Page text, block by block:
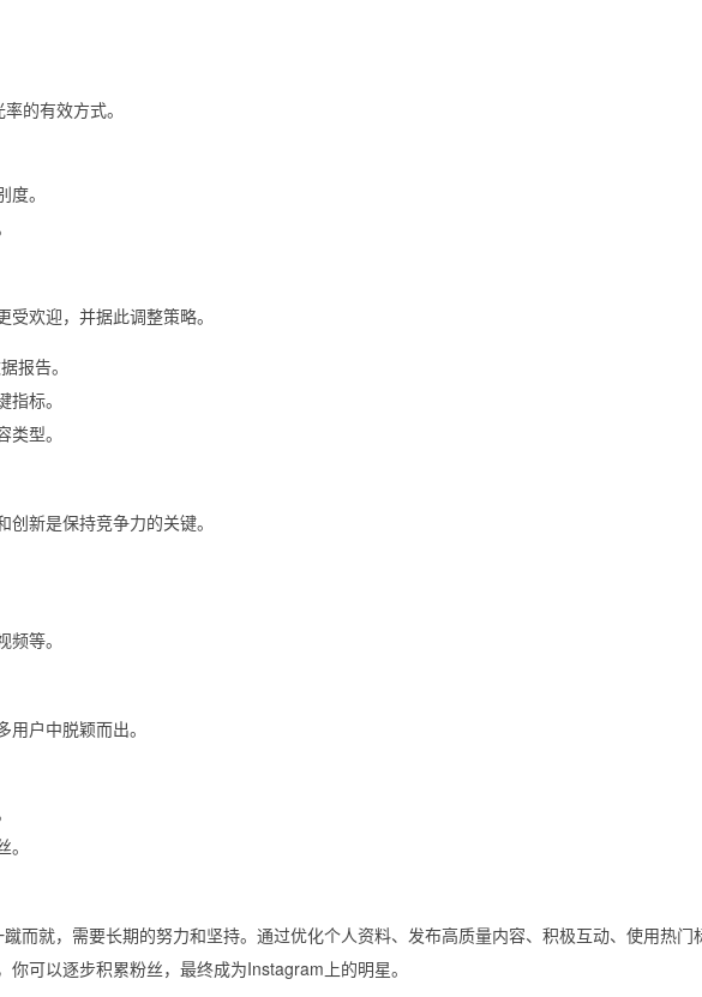
的有效方式。
。
欢迎，并据此调整策略。
报告。
标。
型。
新是保持竞争力的关键。
等。
户中脱颖而出。
而就，需要长期的努力和坚持。通过优化个人资料、发布高质量内容、积极互动、使用热门
可以逐步积累粉丝，最终成为Instagram上的明星。